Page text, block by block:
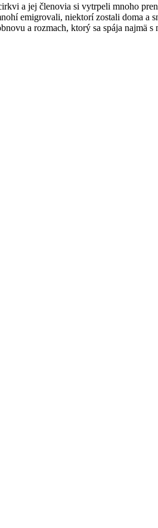
a jej členovia si vytrpeli mnoho
emigrovali, niektorí zostali doma
a rozmach, ktorý sa spája najmä s